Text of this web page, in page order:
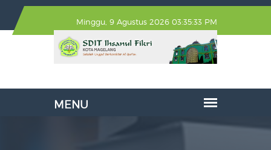
Minggu, 9 Agustus 2026 03:35:33 PM